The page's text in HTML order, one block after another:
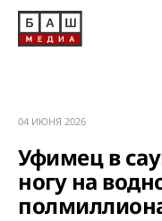
04 ИЮНЯ 2026
Уфимец в
ногу на